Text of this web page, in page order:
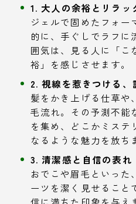
1. 大人の余裕とリラッ
ジェルで固めたフォー
的に、手ぐしでラフに
囲気は、見る人に「こ
裕」を感じさせます。
2. 視線を惹きつける、
髪をかき上げる仕草や
毛流れ。その予測不能
を集め、どこかミステ
なるような魅力を放ち
3. 清潔感と自信の表れ
おでこや眉毛といった
ーツを潔く見せること